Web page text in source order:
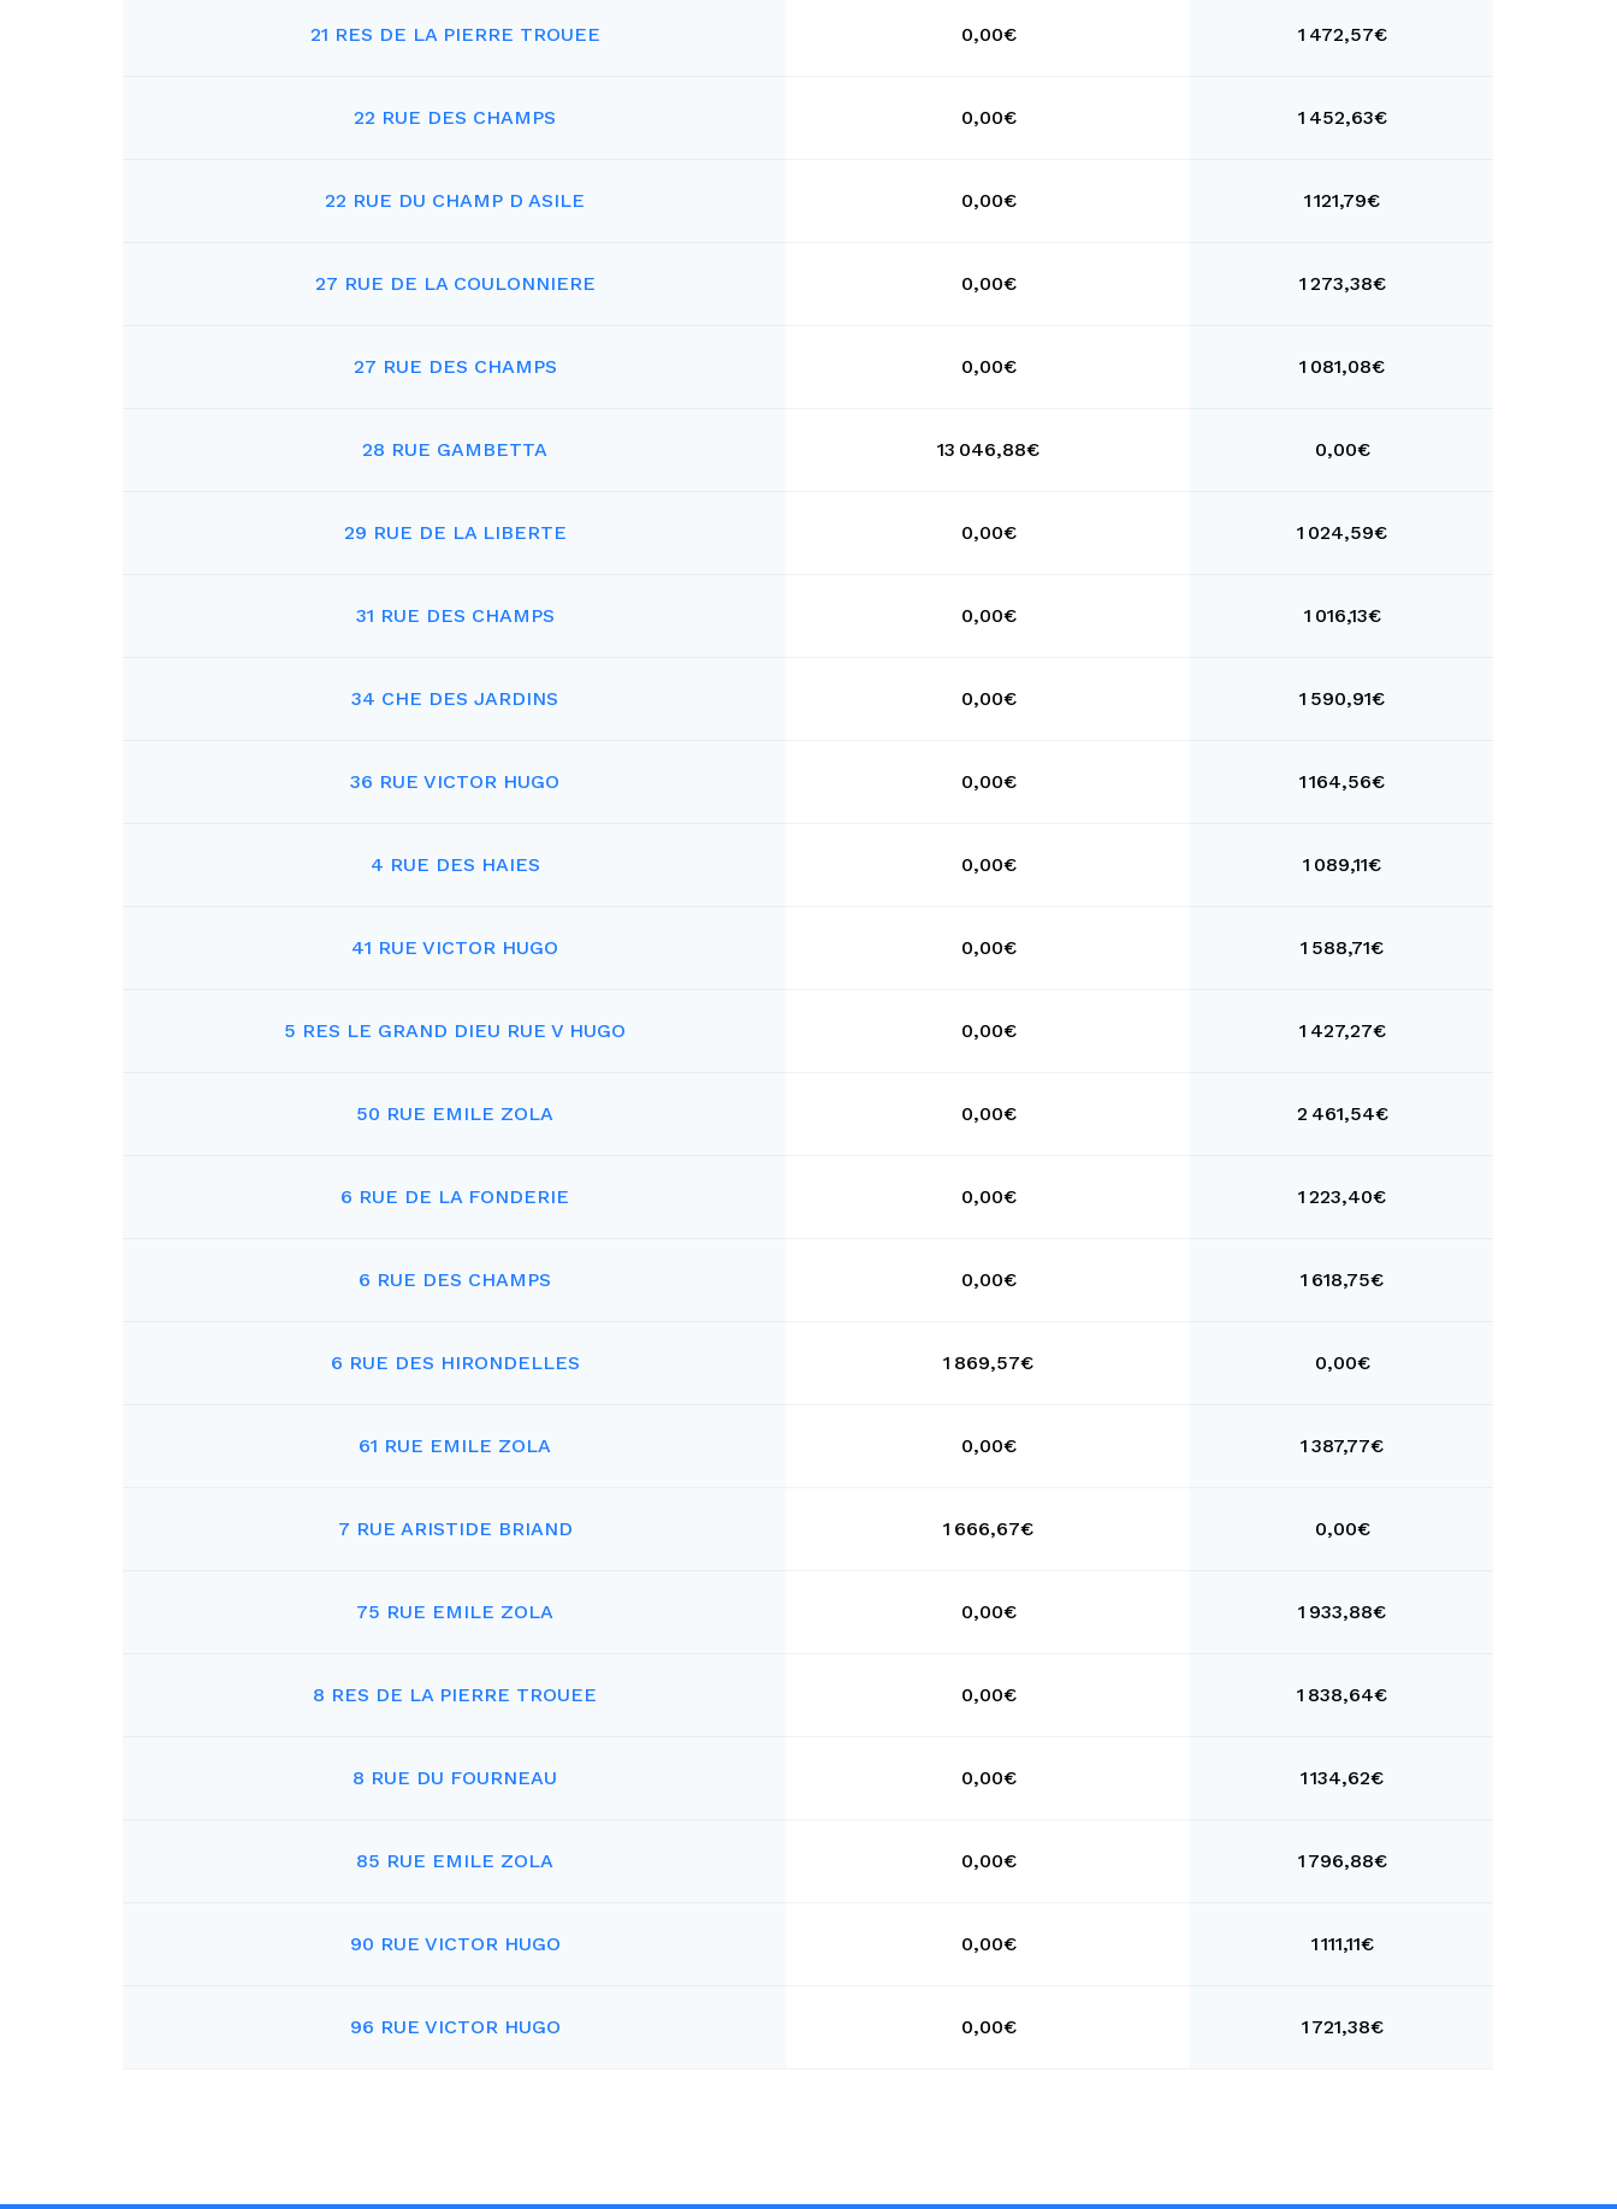
21 RES DE LA PIERRE TROUEE 0,00€ 1 472,57€
22 RUE DES CHAMPS 0,00€ 1 452,63€
22 RUE DU CHAMP D ASILE 0,00€ 1 121,79€
27 RUE DE LA COULONNIERE 0,00€ 1 273,38€
27 RUE DES CHAMPS 0,00€ 1 081,08€
28 RUE GAMBETTA 13 046,88€ 0,00€
29 RUE DE LA LIBERTE 0,00€ 1 024,59€
31 RUE DES CHAMPS 0,00€ 1 016,13€
34 CHE DES JARDINS 0,00€ 1 590,91€
36 RUE VICTOR HUGO 0,00€ 1 164,56€
4 RUE DES HAIES 0,00€ 1 089,11€
41 RUE VICTOR HUGO 0,00€ 1 588,71€
5 RES LE GRAND DIEU RUE V HUGO 0,00€ 1 427,27€
50 RUE EMILE ZOLA 0,00€ 2 461,54€
6 RUE DE LA FONDERIE 0,00€ 1 223,40€
6 RUE DES CHAMPS 0,00€ 1 618,75€
6 RUE DES HIRONDELLES 1 869,57€ 0,00€
61 RUE EMILE ZOLA 0,00€ 1 387,77€
7 RUE ARISTIDE BRIAND 1 666,67€ 0,00€
75 RUE EMILE ZOLA 0,00€ 1 933,88€
8 RES DE LA PIERRE TROUEE 0,00€ 1 838,64€
8 RUE DU FOURNEAU 0,00€ 1 134,62€
85 RUE EMILE ZOLA 0,00€ 1 796,88€
90 RUE VICTOR HUGO 0,00€ 1 111,11€
96 RUE VICTOR HUGO 0,00€ 1 721,38€